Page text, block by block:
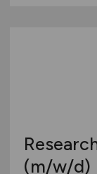
(m/w/d)